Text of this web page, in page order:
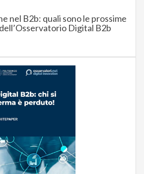
nel B2b: quali sono le prossime
dell’Osservatorio Digital B2b